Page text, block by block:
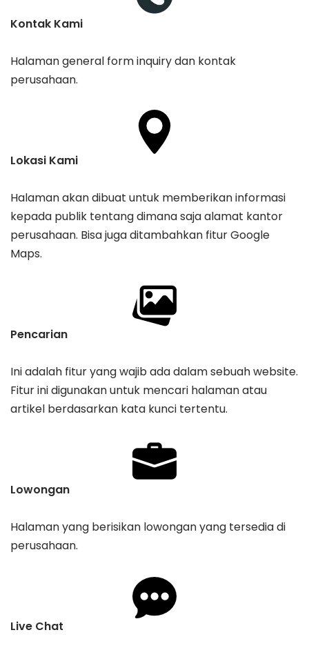
Kontak Kami
Halaman general form inquiry dan kontak
perusahaan.
Lokasi Kami
Halaman akan dibuat untuk memberikan informasi
kepada publik tentang dimana saja alamat kantor
perusahaan. Bisa juga ditambahkan fitur Google
Maps.
Pencarian
Ini adalah fitur yang wajib ada dalam sebuah website.
Fitur ini digunakan untuk mencari halaman atau
artikel berdasarkan kata kunci tertentu.
Lowongan
Halaman yang berisikan lowongan yang tersedia di
perusahaan.
Live Chat